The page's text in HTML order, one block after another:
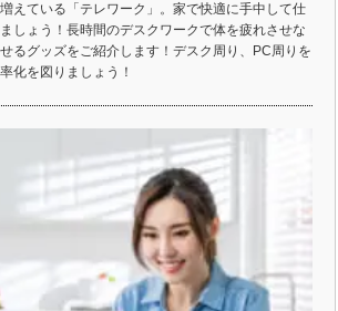
えている「テレワーク」。家で快適に手中して仕
しょう！長時間のデスクワークで体を疲れさせな
るグッズをご紹介します！デスク周り、PC周りを
化を図りましょう！